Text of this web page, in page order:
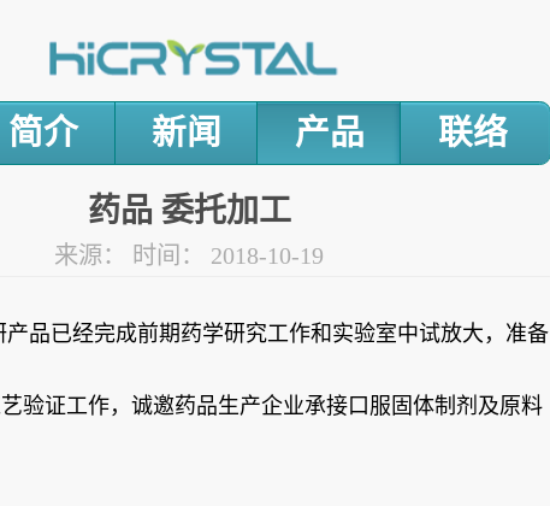
简介 新闻 产品 联络
药品 委托加工
来源： 时间： 2018-10-19
产品已经完成前期药学研究工作和实验室中试放大，准备
验证工作，诚邀药品生产企业承接口服固体制剂及原料